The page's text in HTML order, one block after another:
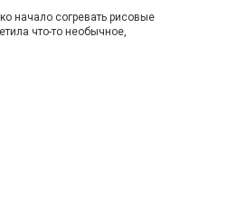
начало согревать рисовые
что-то необычное,